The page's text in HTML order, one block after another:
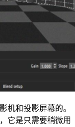
机和投影屏幕的。
它是只需要稍微用